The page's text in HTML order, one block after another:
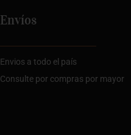
Envíos
Envios a todo el país
Consulte por compras por mayor